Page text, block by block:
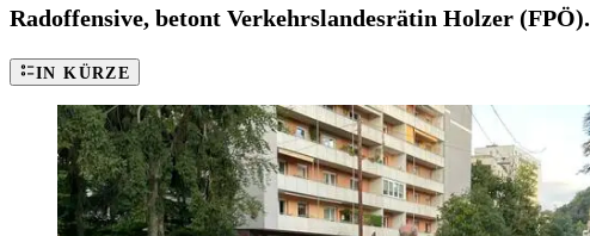
Radoffensive, betont Verkehrslandesrätin Holzer (FPÖ).
IN KÜRZE